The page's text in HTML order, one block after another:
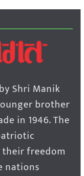
Shri Manik
brother
in 1946. The
freedom
nations